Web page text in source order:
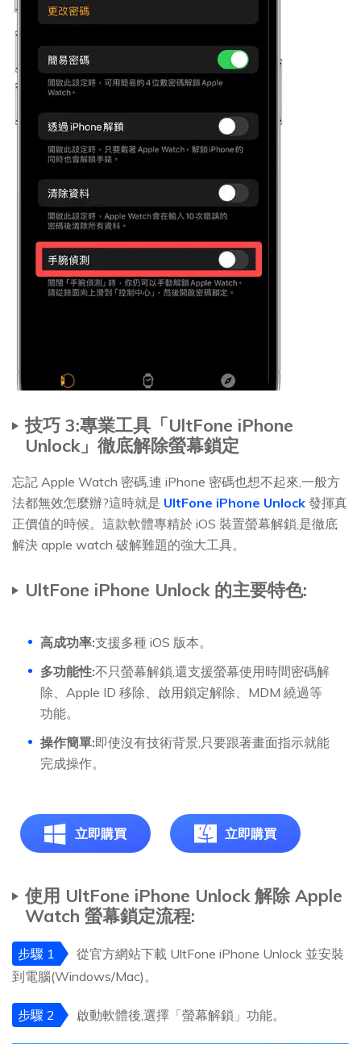
技巧 3:專業工具「UltFone iPhone
Unlock」徹底解除螢幕鎖定
忘記 Apple Watch 密碼,連 iPhone 密碼也想不起來,一般方
法都無效怎麼辦?這時就是 UltFone iPhone Unlock 發揮真
正價值的時候。這款軟體專精於 iOS 裝置螢幕解鎖,是徹底
解決 apple watch 破解難題的強大工具。
UltFone iPhone Unlock 的主要特色:
高成功率:支援多種 iOS 版本。
多功能性:不只螢幕解鎖,還支援螢幕使用時間密碼解
除、Apple ID 移除、啟用鎖定解除、MDM 繞過等
功能。
操作簡單:即使沒有技術背景,只要跟著畫面指示就能
完成操作。
立即購買 立即購買
使用 UltFone iPhone Unlock 解除 Apple
Watch 螢幕鎖定流程:
步驟 1
從官方網站下載 UltFone iPhone Unlock 並安裝
到電腦(Windows/Mac)。
步驟 2 啟動軟體後,選擇「螢幕解鎖」功能。